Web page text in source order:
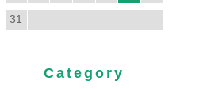
31
Category